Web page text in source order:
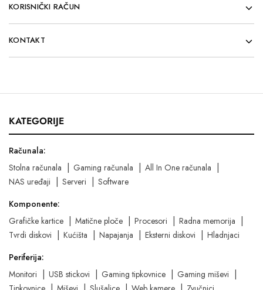
KORISNIČKI RAČUN
KONTAKT
KATEGORIJE
Računala:
Stolna računala
Gaming računala
All In One računala
NAS uređaji
Serveri
Software
Komponente:
Grafičke kartice
Matične ploče Procesori
Radna memorija
Tvrdi diskovi
Kućišta Napajanja Eksterni diskovi
Hladnjaci
Periferija:
Monitori
USB stickovi Gaming tipkovnice
Gaming miševi